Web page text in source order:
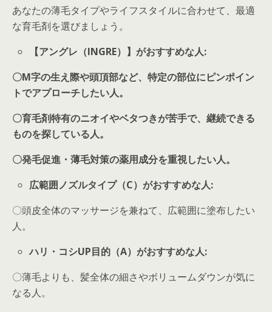
あなたの薄毛タイプやライフスタイルに合わせて、最適
な育毛剤を選びましょう。
【アングレ（INGRE）】がおすすめな人:
〇M字の生え際や頭頂部など、特定の部位にピンポイン
トでアプローチしたい人。
〇育毛剤特有のニオイやベタつきが苦手で、継続できる
ものを探している人。
〇発毛促進・薄毛対策の薬用成分を重視したい人。
広範囲ノズルタイプ（C）がおすすめな人:
〇頭皮全体のマッサージを兼ねて、広範囲に塗布したい
人。
ハリ・コシUP目的（A）がおすすめな人:
〇薄毛よりも、髪全体の細さやボリュームダウンが気に
なる人。